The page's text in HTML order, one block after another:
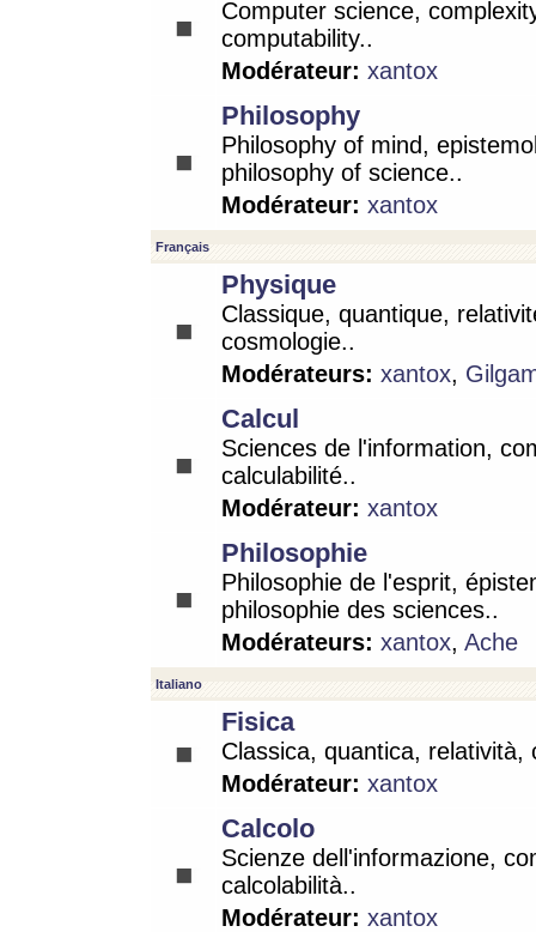
Computer science,
computability..
Modérateur: xantox
Philosophy
Philosophy of mind,
philosophy of science..
Modérateur: xantox
Français
Physique
Classique, quantique,
cosmologie..
Modérateurs: xantox,
Calcul
Sciences de l'information,
calculabilité..
Modérateur: xantox
Philosophie
Philosophie de l'esprit,
philosophie des sciences..
Modérateurs: xantox, Ache
Italiano
Fisica
Classica, quantica, relatività,
Modérateur: xantox
Calcolo
Scienze dell'informazione,
calcolabilità..
Modérateur: xantox